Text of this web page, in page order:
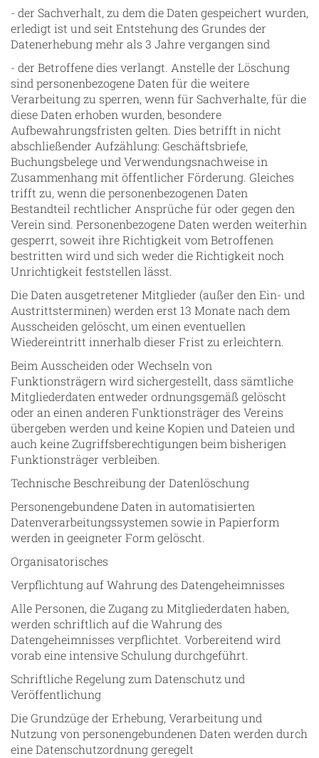
- der Sachverhalt, zu dem die Daten gespeichert wurden,
erledigt ist und seit Entstehung des Grundes der
Datenerhebung mehr als 3 Jahre vergangen sind
- der Betroffene dies verlangt. Anstelle der Löschung
sind personenbezogene Daten für die weitere
Verarbeitung zu sperren, wenn für Sachverhalte, für die
diese Daten erhoben wurden, besondere
Aufbewahrungsfristen gelten. Dies betrifft in nicht
abschließender Aufzählung: Geschäftsbriefe,
Buchungsbelege und Verwendungsnachweise in
Zusammenhang mit öffentlicher Förderung. Gleiches
trifft zu, wenn die personenbezogenen Daten
Bestandteil rechtlicher Ansprüche für oder gegen den
Verein sind. Personenbezogene Daten werden weiterhin
gesperrt, soweit ihre Richtigkeit vom Betroffenen
bestritten wird und sich weder die Richtigkeit noch
Unrichtigkeit feststellen lässt.
Die Daten ausgetretener Mitglieder (außer den Ein- und
Austrittsterminen) werden erst 13 Monate nach dem
Ausscheiden gelöscht, um einen eventuellen
Wiedereintritt innerhalb dieser Frist zu erleichtern.
Beim Ausscheiden oder Wechseln von
Funktionsträgern wird sichergestellt, dass sämtliche
Mitgliederdaten entweder ordnungsgemäß gelöscht
oder an einen anderen Funktionsträger des Vereins
übergeben werden und keine Kopien und Dateien und
auch keine Zugriffsberechtigungen beim bisherigen
Funktionsträger verbleiben.
Technische Beschreibung der Datenlöschung
Personengebundene Daten in automatisierten
Datenverarbeitungssystemen sowie in Papierform
werden in geeigneter Form gelöscht.
Organisatorisches
Verpflichtung auf Wahrung des Datengeheimnisses
Alle Personen, die Zugang zu Mitgliederdaten haben,
werden schriftlich auf die Wahrung des
Datengeheimnisses verpflichtet. Vorbereitend wird
vorab eine intensive Schulung durchgeführt.
Schriftliche Regelung zum Datenschutz und
Veröffentlichung
Die Grundzüge der Erhebung, Verarbeitung und
Nutzung von personengebundenen Daten werden durch
eine Datenschutzordnung geregelt